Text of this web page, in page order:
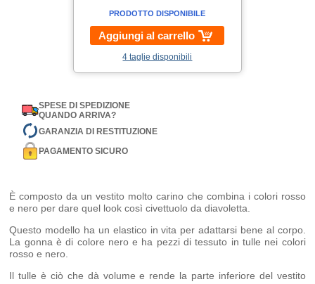
PRODOTTO DISPONIBILE
Aggiungi al carrello
4 taglie disponibili
SPESE DI SPEDIZIONE
QUANDO ARRIVA?
GARANZIA DI RESTITUZIONE
PAGAMENTO SICURO
È composto da un vestito molto carino che combina i colori rosso
e nero per dare quel look così civettuolo da diavoletta.
Questo modello ha un elastico in vita per adattarsi bene al corpo.
La gonna è di colore nero e ha pezzi di tessuto in tulle nei colori
rosso e nero.
Il tulle è ciò che dà volume e rende la parte inferiore del vestito